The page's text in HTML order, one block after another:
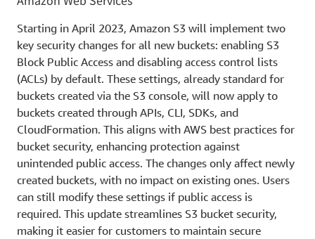
Starting in April 2023, Amazon S3 will implement two
key security changes for all new buckets: enabling S3
Block Public Access and disabling access control lists
(ACLs) by default. These settings, already standard for
buckets created via the S3 console, will now apply to
buckets created through APIs, CLI, SDKs, and
CloudFormation. This aligns with AWS best practices for
bucket security, enhancing protection against
unintended public access. The changes only affect newly
created buckets, with no impact on existing ones. Users
can still modify these settings if public access is
required. This update streamlines S3 bucket security,
making it easier for customers to maintain secure